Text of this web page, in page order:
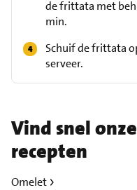
de frittata met
min.
Schuif de frittata
serveer.
Vind snel
recepten
Omelet